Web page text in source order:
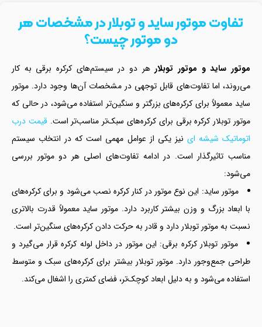
تفاوت موتور ساید و توبلار در مشخصات هر
دو موتور چیست؟
موتور ساید و موتور توبلارهر دو در سیستم‌های کرکره برقی به کار
می‌روند، اما تفاوت‌های قابل توجهی در مشخصات آن‌ها وجود دارد. موتور
ساید معمولاً برای کرکره‌های بزرگتر و سنگین‌تر استفاده می‌شود، در حالی که
موتور توبلار کرکره برقی برای کرکره‌های سبک‌تر مناسب‌تر است.قیمت درب
اتوماتیک شیشه اینیز یکی از عوامل مهمی است که در انتخاب سیستم
مناسب تاثیرگذار است. در ادامه تفاوت‌های اصلی هر دو موتور بررسی
می‌شود:
موتور ساید: این نوع موتور در کنار کرکره نصب می‌شود و برای کرکره‌های
با ابعاد بزرگ و وزن بیشتر کاربرد دارد. موتور ساید معمولاً قدرت بالاتری
نسبت به موتور توبلار دارد و قادر به حرکت دادن کرکره‌های سنگین‌تر است.
موتور توبلار کرکره برقی: این موتور در داخل لوله کرکره قرار می‌گیرد و
طراحی جمع‌وجور دارد. موتور توبلار بیشتر برای کرکره‌های سبک و متوسط
استفاده می‌شود و به دلیل ابعاد کوچک‌تر، فضای کمتری را اشغال می‌کند.